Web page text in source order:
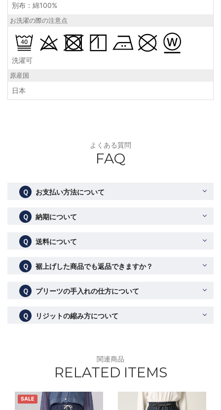
別布：綿100%
お洗濯の際の注意点
洗濯可
原産国
日本
よくある質問
FAQ
Ｑ お支払い方法について
Ｑ 納期について
Ｑ 送料について
Ｑ 裾上げした商品でも返品できますか？
Ｑ プリーツの手入れの仕方について
Ｑ リジットの縮み方について
関連商品
RELATED ITEMS
SALE